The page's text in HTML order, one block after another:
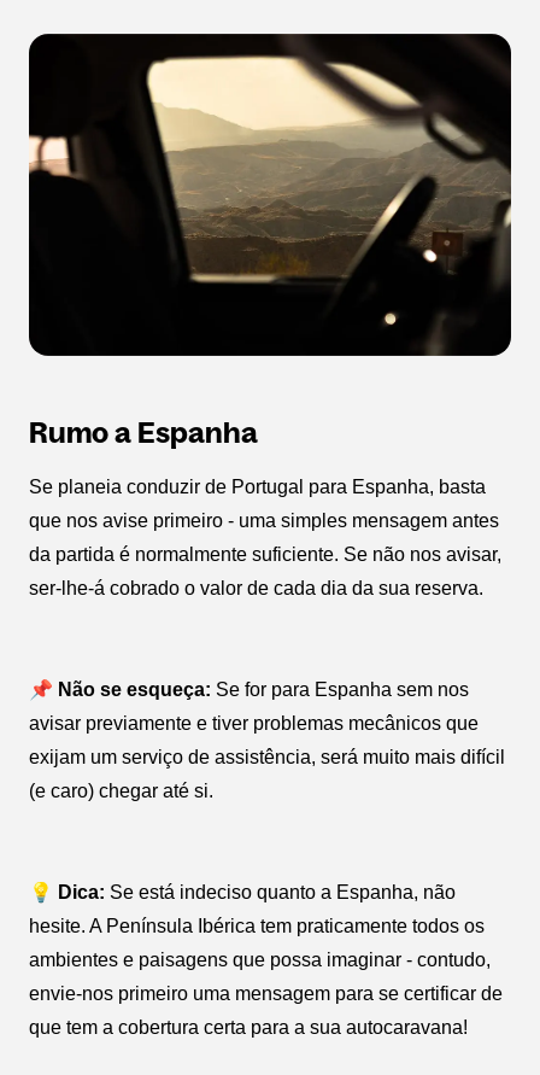
Rumo a Espanha
Se planeia conduzir de Portugal para Espanha, basta
que nos avise primeiro - uma simples mensagem antes
da partida é normalmente suficiente. Se não nos avisar,
ser-lhe-á cobrado o valor de cada dia da sua reserva.
📌 Não se esqueça: Se for para Espanha sem nos
avisar previamente e tiver problemas mecânicos que
exijam um serviço de assistência, será muito mais difícil
(e caro) chegar até si.
💡 Dica: Se está indeciso quanto a Espanha, não
hesite. A Península Ibérica tem praticamente todos os
ambientes e paisagens que possa imaginar - contudo,
envie-nos primeiro uma mensagem para se certificar de
que tem a cobertura certa para a sua autocaravana!